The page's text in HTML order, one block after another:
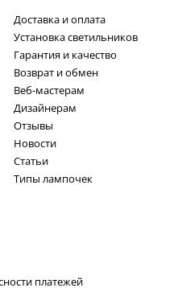
Доставка и оплата
Установка светильников
Гарантия и качество
Возврат и обмен
Веб-мастерам
Дизайнерам
Отзывы
Новости
Статьи
Типы лампочек
платежей